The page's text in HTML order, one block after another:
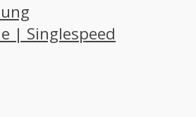
| Singlespeed